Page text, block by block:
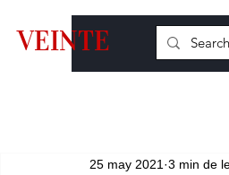
VEINTE
25 may 2021 3 min de